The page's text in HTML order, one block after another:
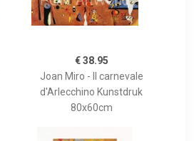
€ 38.95
Joan Miro - Il carnevale
d'Arlecchino Kunstdruk
80x60cm